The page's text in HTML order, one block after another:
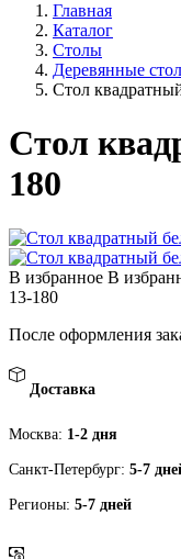
Главная
Каталог
Столы
Деревянные
Стол
Стол
180
В избранное В
13-180
После оформления
Доставка
Москва: 1-2 дня
Санкт-Петербург: 5-7
Регионы: 5-7 дней